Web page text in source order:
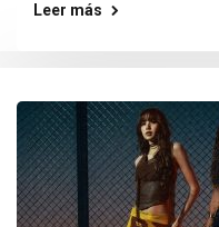
Leer más